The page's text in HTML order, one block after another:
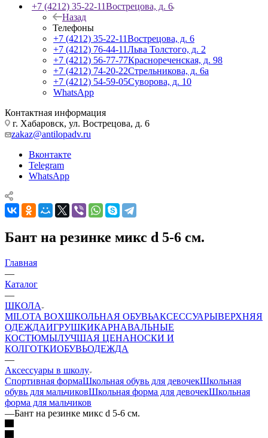
+7 (4212) 35-22-11Вострецова, д. 6
Назад
Телефоны
+7 (4212) 35-22-11Вострецова, д. 6
+7 (4212) 76-44-11Льва Толстого, д. 2
+7 (4212) 56-77-77Краснореченская, д. 98
+7 (4212) 74-20-22Стрельникова, д. 6а
+7 (4212) 54-59-05Суворова, д. 10
WhatsApp
Контактная информация
г. Хабаровск, ул. Вострецова, д. 6
zakaz@antilopadv.ru
Вконтакте
Telegram
WhatsApp
Бант на резинке микс d 5-6 см.
Главная
—
Каталог
—
ШКОЛА
MILOTA BOXШКОЛЬНАЯ ОБУВЬАКСЕССУАРЫВЕРХНЯЯ
ОДЕЖДАИГРУШКИКАРНАВАЛЬНЫЕ
КОСТЮМЫЛУЧШАЯ ЦЕНАНОСКИ И
КОЛГОТКИОБУВЬОДЕЖДА
—
Аксессуары в школу
Спортивная формаШкольная обувь для девочекШкольная
обувь для мальчиковШкольная форма для девочекШкольная
форма для мальчиков
—Бант на резинке микс d 5-6 см.